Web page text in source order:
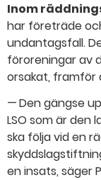
Inom
har företräde
undantagsfall.
föroreningar av
orsakat, framför
— Den gängse
LSO som är den
ska följa vid en
en insats, säger